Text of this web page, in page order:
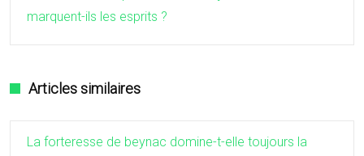
marquent-ils les esprits ?
Articles similaires
La forteresse de beynac domine-t-elle toujours la